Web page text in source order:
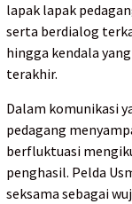
lapak lapak
serta berdialog
hingga kendala
terakhir.
Dalam komunikasi
pedagang
berfluktuasi
penghasil. Pelda
seksama sebagai